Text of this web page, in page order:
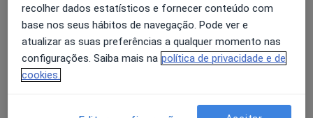
Detalhes
Testes de sensibilidade cutânea
Detalhes
recolher dados estatísticos e fornecer conteúdo com
base nos seus hábitos de navegação. Pode ver e
atualizar as suas preferências a qualquer momento nas
configurações. Saiba mais na política de privacidade e de
cookies.